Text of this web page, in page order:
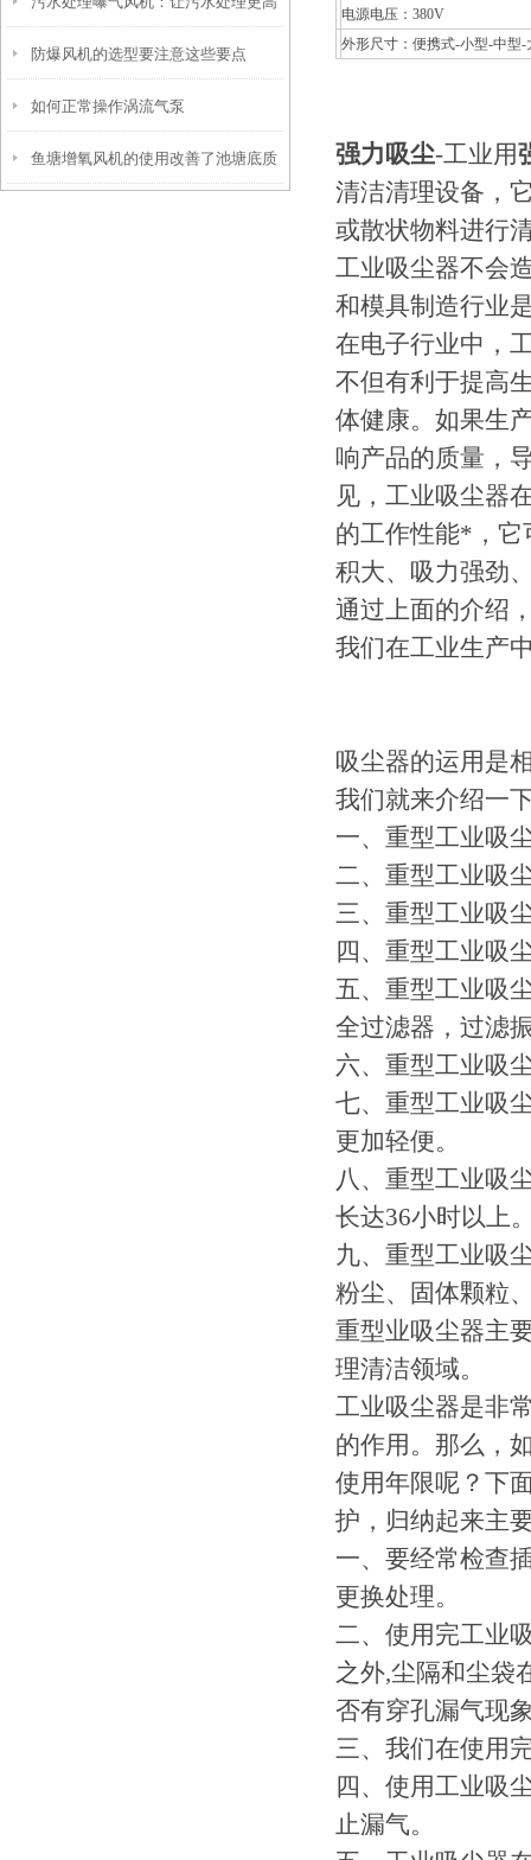
设备
效
防爆风机的选型要注意这些要点
如何正常操作涡流气泵
鱼塘增氧风机的使用改善了池塘底质
电源电压 ：380V
外形尺寸 ：便携式-小型-中型-
强力吸尘-工业用
清洁清理设备，
或散状物料进行
工业吸尘器不会
和模具制造行业
在电子行业中，
不但有利于提高
体健康。如果生
响产品的质量，
见，工业吸尘器
的工作性能*，它
积大、吸力强劲
通过上面的介绍
我们在工业生产
吸尘器的运用是
我们就来介绍一
一、重型工业吸
二、重型工业吸
三、重型工业吸
四、重型工业吸
五、重型工业吸
全过滤器，过滤
六、重型工业吸
七、重型工业吸
更加轻便。
八、重型工业吸
长达36小时以上
九、重型工业吸
粉尘、固体颗粒
重型业吸尘器主
理清洁领域。
工业吸尘器是非
的作用。那么，
使用年限呢？下
护，归纳起来主
一、要经常检查
更换处理。
二、使用完工业
之外,尘隔和尘袋
否有穿孔漏气现
三、我们在使用
四、使用工业吸
止漏气。